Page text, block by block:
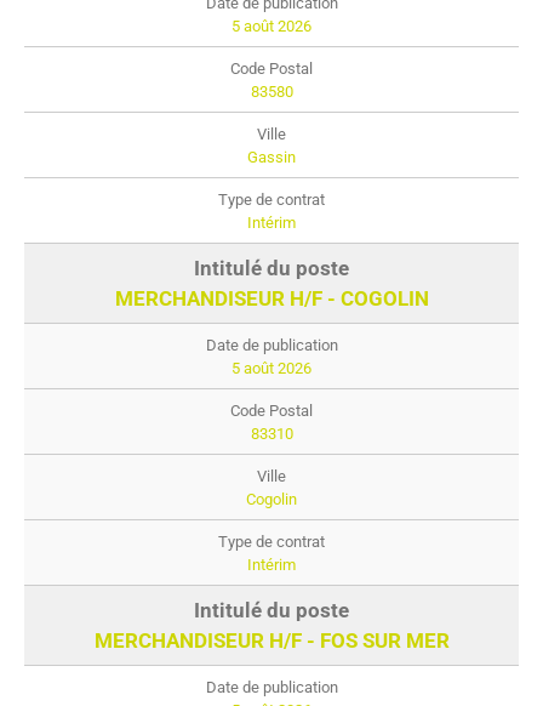
5 août 2026
83580
Gassin
Intérim
MERCHANDISEUR H/F - COGOLIN
5 août 2026
83310
Cogolin
Intérim
MERCHANDISEUR H/F - FOS SUR MER